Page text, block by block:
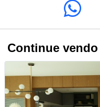
Continue